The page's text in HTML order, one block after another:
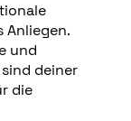
Anliegen.
und
deiner
die